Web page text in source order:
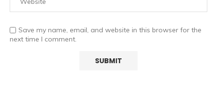
Save my name, email, and website in this browser for the
next time I comment.